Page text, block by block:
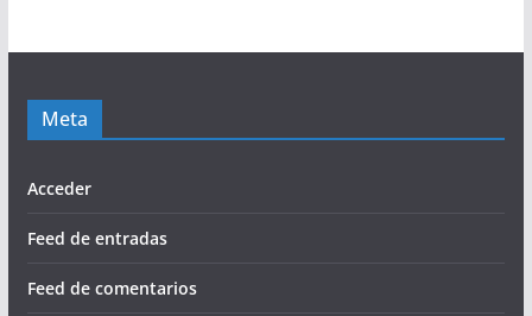
Meta
Acceder
Feed de entradas
Feed de comentarios